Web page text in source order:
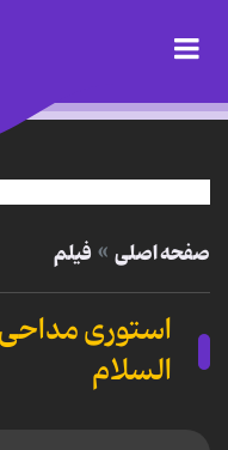
صفحه اصلی فیلم
استوری مداحی
السلام